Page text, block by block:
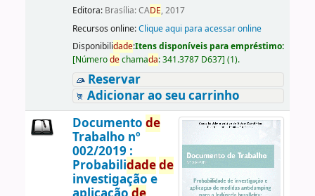
Editora: Brasília: CADE, 2017
Recursos online:Clique aqui para acessar online
Disponibilidade:Itens disponíveis para empréstimo:
[Númerodechamada:341.3787 D637] (1).
Reservar
Adicionar ao seu carrinho
Documento de
Trabalho nº
002/2019 :
Probabilidadede
investigação e